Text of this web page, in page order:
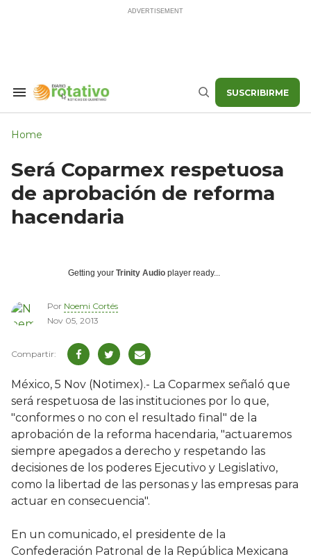
Search
Buscar SUSCRIBIRME
Home
Será Coparmex respetuosa
de aprobación de reforma
hacendaria
Getting your Trinity Audio player ready...
Por Noemi Cortés
Nov 05, 2013
México, 5 Nov (Notimex).- La Coparmex señaló que
será respetuosa de las instituciones por lo que,
"conformes o no con el resultado final" de la
aprobación de la reforma hacendaria, "actuaremos
siempre apegados a derecho y respetando las
decisiones de los poderes Ejecutivo y Legislativo,
como la libertad de las personas y las empresas para
actuar en consecuencia".
En un comunicado, el presidente de la
Confederación Patronal de la República Mexicana